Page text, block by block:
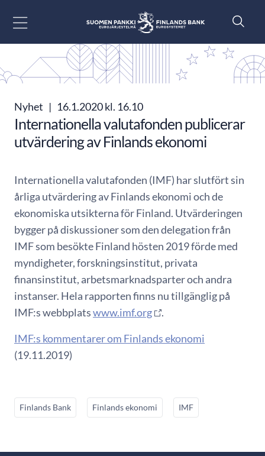
Nyhet | 16.1.2020 kl. 16.10
Internationella valutafonden publicerar
utvärdering av Finlands ekonomi
Internationella valutafonden (IMF) har slutfört sin
årliga utvärdering av Finlands ekonomi och de
ekonomiska utsikterna för Finland. Utvärderingen
bygger på diskussioner som den delegation från
IMF som besökte Finland hösten 2019 förde med
myndigheter, forskningsinstitut, privata
finansinstitut, arbetsmarknadsparter och andra
instanser. Hela rapporten finns nu tillgänglig på
IMF:s webbplatswww.imf.org
.
IMF:s kommentarer om Finlands ekonomi
(19.11.2019)
Finlands Bank Finlands ekonomi IMF